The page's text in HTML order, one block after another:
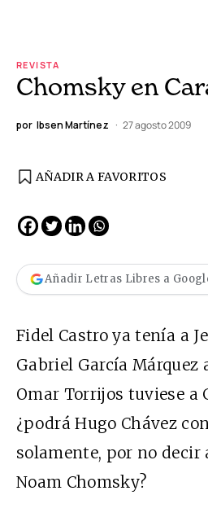
REVISTA
Chomsky en
por Ibsen Martínez 27 agosto 2009
AÑADIR A FAVORITOS
Añadir Letras Libres a
Fidel Castro ya tenía a
Gabriel García Márquez
Omar Torrijos tuviese a
¿podrá Hugo Chávez
solamente, por no decir
Noam Chomsky?